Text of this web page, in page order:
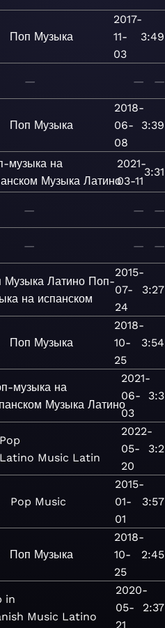
Поп Музыка
2017-
11-
03
3:49
— — —
Поп Музыка
2018-
06-
08
3:39
музыка на
Музыка Латино
2021-
03-11
3:31
— — —
— — —
Музыка Латино Поп-
на испанском
2015-
07-
24
3:27
Поп Музыка
2018-
10-
25
3:54
музыка на
Музыка Латино
2021-
06-
03
3:3
Pop
Latino Music Latin
2022-
05-
20
3:2
Pop Music
2015-
01-
01
3:57
Поп Музыка
2018-
10-
25
2:45
in
Music Latino
2020-
05-
21
2:37